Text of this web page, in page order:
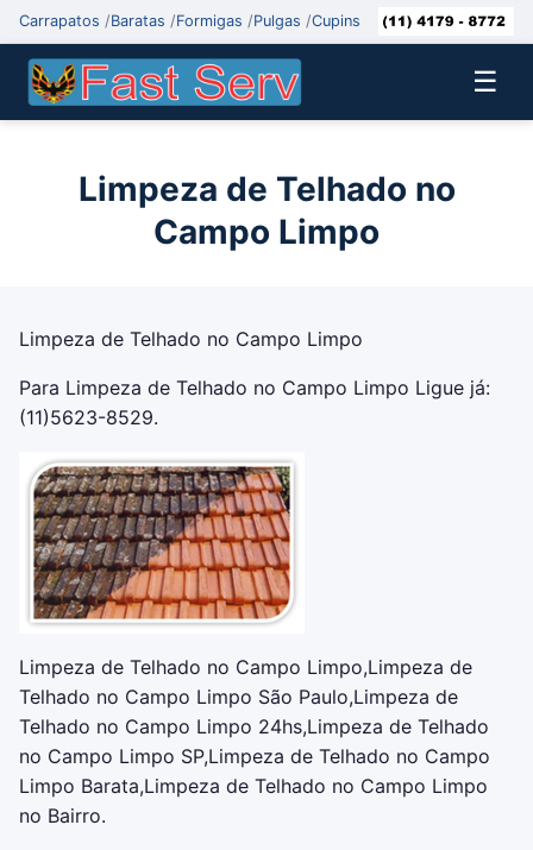
Carrapatos /Baratas /Formigas /Pulgas /Cupins
☰
Limpeza de Telhado no
Campo Limpo
Limpeza de Telhado no Campo Limpo
Para Limpeza de Telhado no Campo Limpo Ligue já:
(11)5623-8529.
Limpeza de Telhado no Campo Limpo,Limpeza de
Telhado no Campo Limpo São Paulo,Limpeza de
Telhado no Campo Limpo 24hs,Limpeza de Telhado
no Campo Limpo SP,Limpeza de Telhado no Campo
Limpo Barata,Limpeza de Telhado no Campo Limpo
no Bairro.